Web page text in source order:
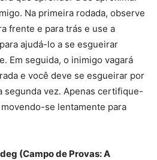
Na primeira rodada, observe
frente e para trás e use a
ajudá-lo a se esgueirar
Em seguida, o inimigo vagará
e você deve se esgueirar por
segunda vez. Apenas certifique-
se lentamente para
(Campo de Provas: A